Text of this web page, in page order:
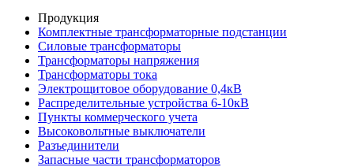
Продукция
Комплектные трансформаторные подстанции
Силовые трансформаторы
Трансформаторы напряжения
Трансформаторы тока
Электрощитовое оборудование 0,4кВ
Распределительные устройства 6-10кВ
Пункты коммерческого учета
Высоковольтные выключатели
Разъединители
Запасные части трансформаторов